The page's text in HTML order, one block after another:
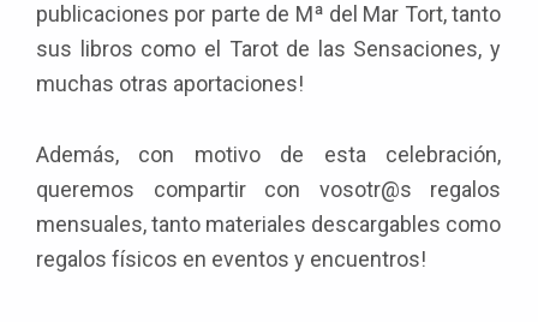
publicaciones por parte de Mª del Mar Tort, tanto
sus libros como el Tarot de las Sensaciones, y
muchas otras aportaciones!
Además, con motivo de esta celebración,
queremos compartir con vosotr@s regalos
mensuales, tanto materiales descargables como
regalos físicos en eventos y encuentros!